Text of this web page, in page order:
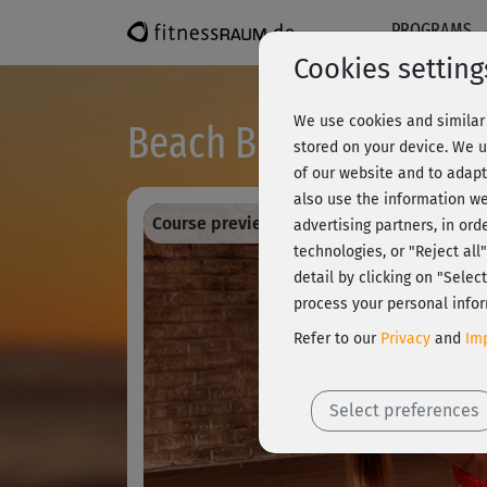
PROGRAMS
Beach Body Series 2
Course preview - register and train all!
Cookies
We use cookies and
stored on your device. We
of our website and to
also use the information
advertising partners, in
technologies, or "Reject
detail by clicking on
process your personal
Refer to our Privacy and
Select preferences